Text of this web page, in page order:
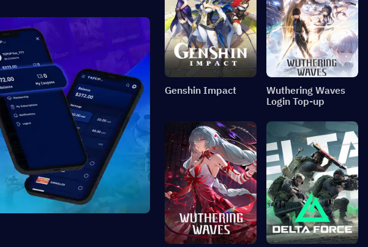
Genshin Impact
Wuthering Waves
Login Top-up